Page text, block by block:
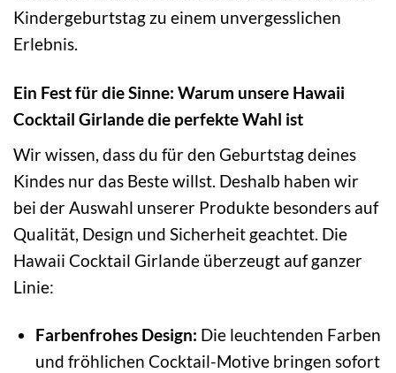
Kindergeburtstag zu einem unvergesslichen
Erlebnis.
Ein Fest für die Sinne: Warum unsere Hawaii
Cocktail Girlande die perfekte Wahl ist
Wir wissen, dass du für den Geburtstag deines
Kindes nur das Beste willst. Deshalb haben wir
bei der Auswahl unserer Produkte besonders auf
Qualität, Design und Sicherheit geachtet. Die
Hawaii Cocktail Girlande überzeugt auf ganzer
Linie:
Farbenfrohes Design: Die leuchtenden Farben
und fröhlichen Cocktail-Motive bringen sofort